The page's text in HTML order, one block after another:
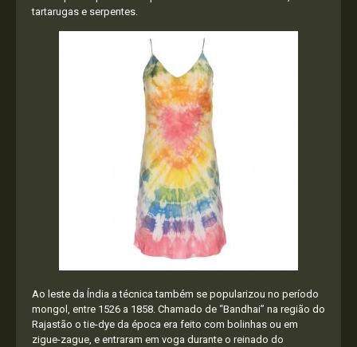
tartarugas e serpentes.
Ao leste da Índia a técnica também se popularizou no período
mongol, entre 1526 a 1858. Chamado de “Bandhai” na região do
Rajastão o tie-dye da época era feito com bolinhas ou em
zigue-zague, e entraram em voga durante o reinado do